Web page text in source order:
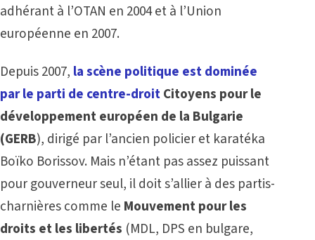
adhérant à l’OTAN en 2004 et à l’Union
européenne en 2007.
Depuis 2007, la scène politique est dominée
par le parti de centre-droitCitoyens pour le
développement européen de la Bulgarie
(GERB), dirigé par l’ancien policier et karatéka
Boïko Borissov. Mais n’étant pas assez puissant
pour gouverneur seul, il doit s’allier à des partis-
charnières comme le Mouvement pour les
droits et les libertés (MDL, DPS en bulgare,